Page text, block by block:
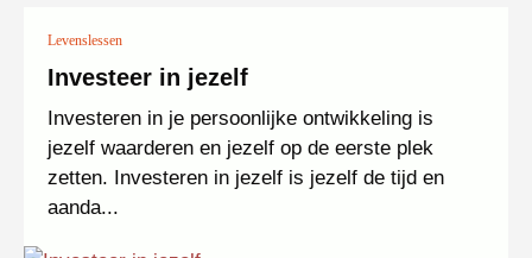
Levenslessen
Investeer in jezelf
Investeren in je persoonlijke ontwikkeling is
jezelf waarderen en jezelf op de eerste plek
zetten. Investeren in jezelf is jezelf de tijd en
aanda...